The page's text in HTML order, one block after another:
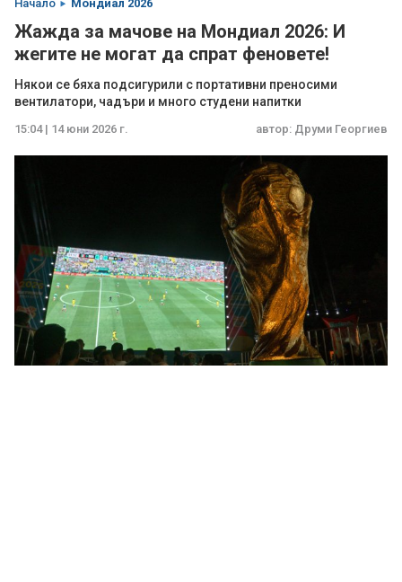
Начало Мондиал 2026
Жажда за мачове на Мондиал 2026: И
жегите не могат да спрат феновете!
Някои се бяха подсигурили с портативни преносими
вентилатори, чадъри и много студени напитки
15:04 | 14 юни 2026 г. автор: Друми Георгиев